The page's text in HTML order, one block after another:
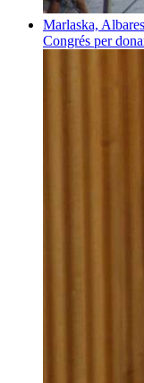
Marlaska,
Congrés per